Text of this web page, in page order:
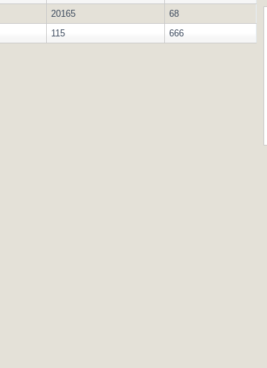
20165
68
115 666